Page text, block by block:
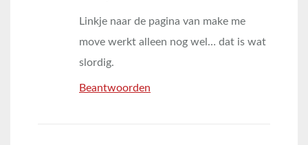
Linkje naar de pagina van make me
move werkt alleen nog wel… dat is wat
slordig.
Beantwoorden